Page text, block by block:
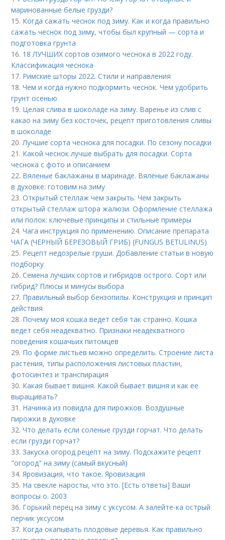
маринованные белые грузди?
15. Когда сажать чеснок под зиму. Как и когда правильно
сажать чеснок под зиму, чтобы был крупный — сорта и
подготовка грунта
16. 18 ЛУЧШИХ сортов озимого чеснока в 2022 году.
Классификация чеснока
17. Римские шторы 2022. Стили и направления
18.Чем и когда нужно подкормить чеснок. Чем удобрить
грунт осенью
19. Целая слива в шоколаде на зиму. Варенье из слив с
какао на зиму без косточек, рецепт приготовления сливы
в шоколаде
20.Лучшие сорта чеснока для посадки. По сезону посадки
21. Какой чеснок лучше выбрать для посадки. Сорта
чеснока с фото и описанием
22. Вяленые баклажаны в маринаде. Вяленые баклажаны
в духовке: готовим на зиму
23.Открытый стеллаж чем закрыть. Чем закрыть
открытый стеллаж штора жалюзи. Оформление стеллажа
или полок: ключевые принципы и стильные примеры
24.Чага инструкция по применению. Описание препарата
ЧАГА (ЧЕРНЫЙ БЕРЕЗОВЫЙ ГРИБ) (FUNGUS BETULINUS)
25. Рецепт недозрелые груши. Добавление статьи в новую
подборку
26.Семена лучших сортов и гибридов острого. Сорт или
гибрид? Плюсы и минусы выбора
27. Правильный выбор бензопилы. Конструкция и принцип
действия
28. Почему моя кошка ведет себя так странно. Кошка
ведет себя неадекватно. Признаки неадекватного
поведения кошачьих питомцев
29. По форме листьев можно определить. Строение листа
растения, типы расположения листовых пластин,
фотосинтез и транспирация
30. Какая бывает вишня. Какой бывает вишня и как ее
выращивать?
31. Начинка из повидла для пирожков. Воздушные
пирожки в духовке
32.Что делать если соленые грузди горчат. Что делать
если грузди горчат?
33.Закуска огород рецепт на зиму. Подскажите рецепт
"огород" на зиму (самый вкусный)
34.Яровизация, что такое. Яровизация
35. На свекле наросты, что это. [Есть ответы] Ваши
вопросы о. 2003
36. Горький перец на зиму с уксусом. А залейте-ка острый
перчик уксусом
37. Когда окапывать плодовые деревья. Как правильно